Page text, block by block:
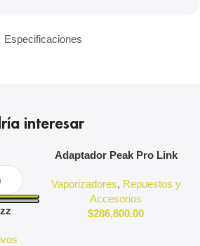
Especificaciones
interesar
Adaptador Peak Pro Link
Vaporizadores, Repuestos y
Accesorios
$286,800.00